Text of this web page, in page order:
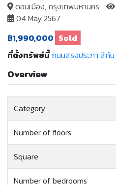
ดอนเมือง, กรุงเทพมหานคร
04 May 2567
฿1,990,000 Sold
ที่ตั้งทรัพย์นี้ ถนนสรงประภา สีกัน
Overview
Category
Number of floors
Square
Number of bedrooms